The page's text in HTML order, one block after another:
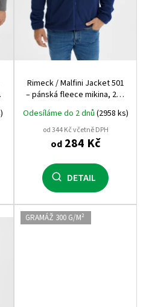
Rimeck / Malfini Jacket 501
– pánská fleece mikina, 280
zdravotnické využití
Odesíláme do 2 dnů (2958 ks)
od 344 Kč včetně DPH
od284 Kč
DETAIL
GRAMÁŽ 300 G/M²